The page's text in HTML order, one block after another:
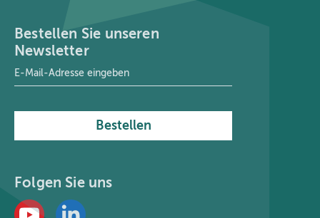
Bestellen Sie unseren
Newsletter
E-Mail-Adresse
Bestellen
Folgen Sie uns